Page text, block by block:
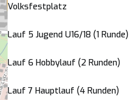
Volksfestplatz
Lauf 5 Jugend U16/18 (1 Runde)
Lauf 6 Hobbylauf (2 Runden)
Lauf 7 Hauptlauf (4 Runden)